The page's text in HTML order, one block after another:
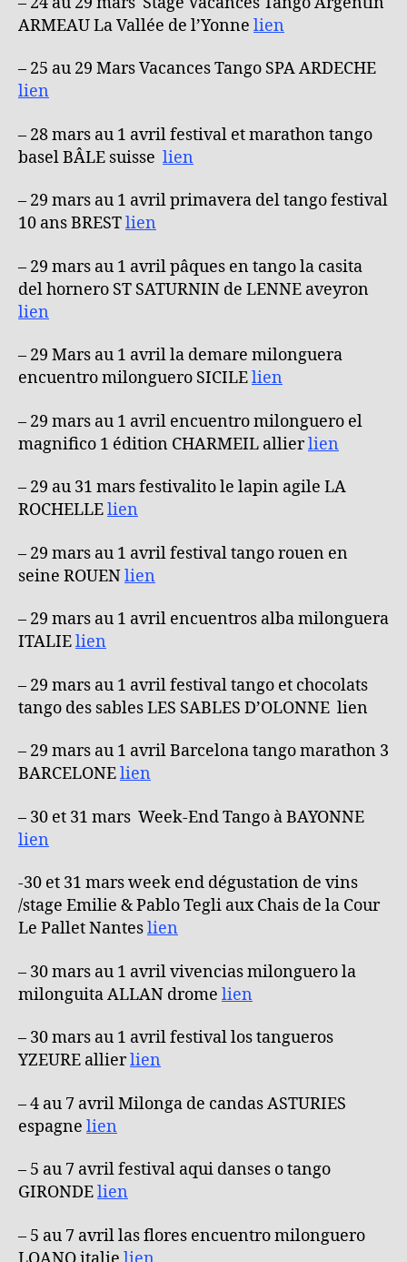
ARMEAU La Vallée de l’Yonne lien
– 25 au 29 Mars Vacances Tango SPA ARDECHE
lien
– 28 mars au 1 avril festival et marathon tango
basel BÂLE suisse lien
– 29 mars au 1 avril primavera del tango festival
10 ans BRESTlien
– 29 mars au 1 avril pâques en tango la casita
del hornero ST SATURNIN de LENNE aveyron
lien
– 29 Mars au 1 avril la demare milonguera
encuentro milonguero SICILElien
– 29 mars au 1 avril encuentro milonguero el
magnifico 1 édition CHARMEIL allierlien
– 29 au 31 mars festivalito le lapin agile LA
ROCHELLElien
– 29 mars au 1 avril festival tango rouen en
seine ROUENlien
– 29 mars au 1 avril encuentros alba milonguera
ITALIElien
– 29 mars au 1 avril festival tango et chocolats
tango des sables LES SABLES D’OLONNE lien
– 29 mars au 1 avril Barcelona tango marathon 3
BARCELONElien
– 30 et 31 mars Week-End Tango à BAYONNE
lien
-30 et 31 mars week end dégustation de vins
/stage Emilie & Pablo Tegli aux Chais de la Cour
Le Pallet Nanteslien
– 30 mars au 1 avril vivencias milonguero la
milonguita ALLAN drome lien
– 30 mars au 1 avril festival los tangueros
YZEURE allierlien
– 4 au 7 avril Milonga de candas ASTURIES
espagne lien
– 5 au 7 avril festival aqui danses o tango
GIRONDElien
– 5 au 7 avril las flores encuentro milonguero